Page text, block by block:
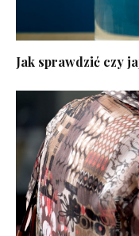
Jak sprawdzić czy